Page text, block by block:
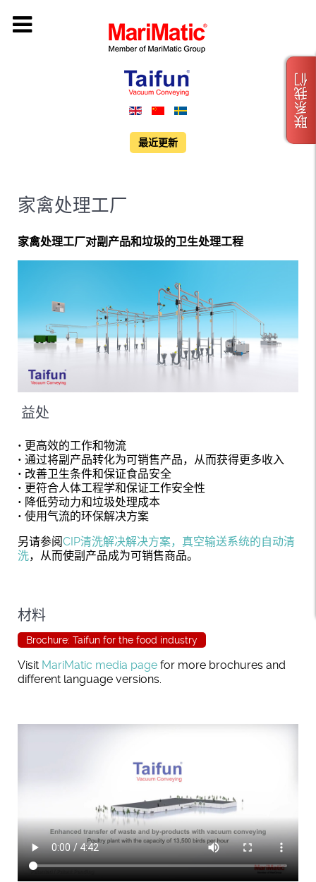
最近更新
家禽处理工厂
家禽处理工厂对副产品和垃圾的卫生处理工程
益处
• 更高效的工作和物流
• 通过将副产品转化为可销售产品，从而获得更多收入
• 改善卫生条件和保证食品安全
• 更符合人体工程学和保证工作安全性
• 降低劳动力和垃圾处理成本
• 使用气流的环保解决方案
另请参阅CIP清洗解决解决方案，真空输送系统的自动清
洗，从而使副产品成为可销售商品。
材料
Brochure: Taifun for the food industry
Visit MariMatic media page for more brochures and
different language versions.
联系我们